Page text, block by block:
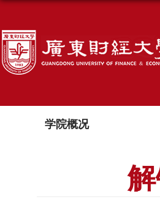
学院概况